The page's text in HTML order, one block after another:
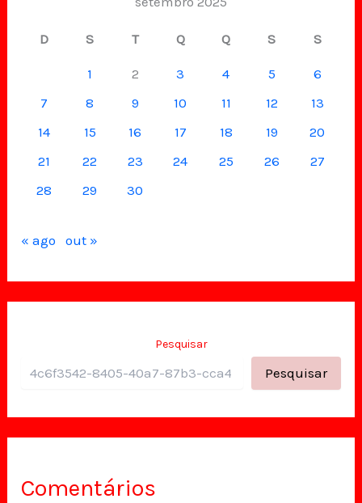
D S T Q Q S S
1 2 3 4 5
6
7
8 9 10 11 12
13
14
15 16 17 18 19
20
21
22 23 24 25 26
27
28
29 30
« ago out »
Pesquisar
Pesquisar
Comentários